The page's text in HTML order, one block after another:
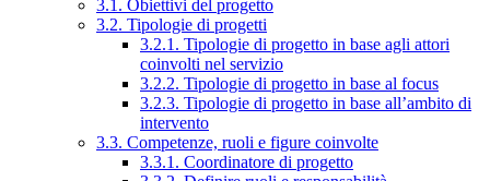
3.1. Obiettivi del progetto
3.2. Tipologie di progetti
3.2.1. Tipologie di progetto in base agli attori
coinvolti nel servizio
3.2.2. Tipologie di progetto in base al focus
3.2.3. Tipologie di progetto in base all’ambito di
intervento
3.3. Competenze, ruoli e figure coinvolte
3.3.1. Coordinatore di progetto